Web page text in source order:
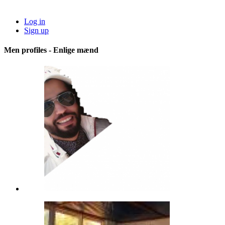
Log in
Sign up
Men profiles - Enlige mænd